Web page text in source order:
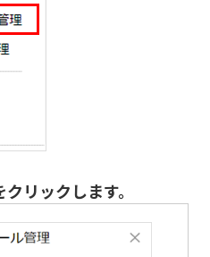
リックします。